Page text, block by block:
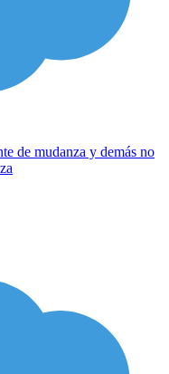
de mudanza y demás no